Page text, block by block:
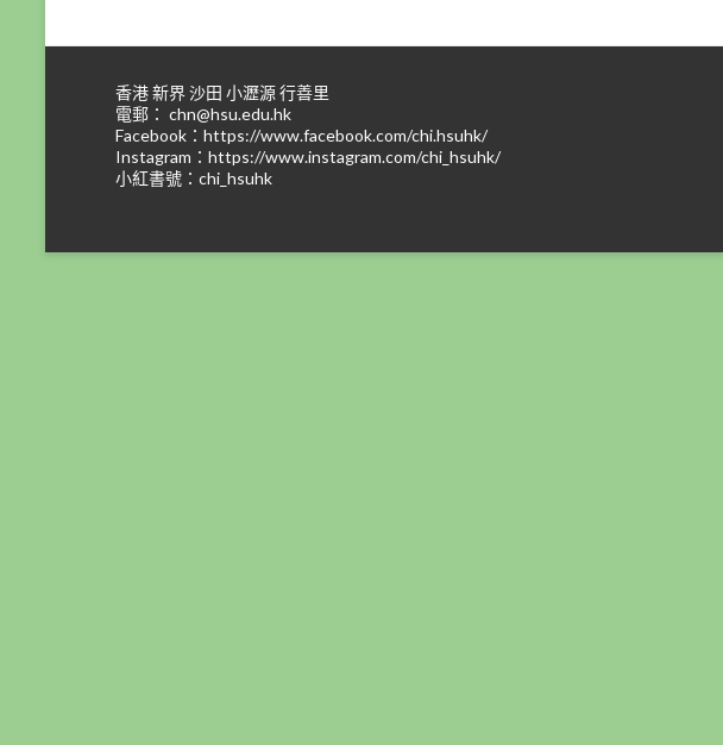
香港 新界 沙田 小瀝源 行善里
電郵： chn@hsu.edu.hk
Facebook： https://www.facebook.com/chi.hsuhk/
Instagram： https://www.instagram.com/chi_hsuhk/
小紅書號：chi_hsuhk